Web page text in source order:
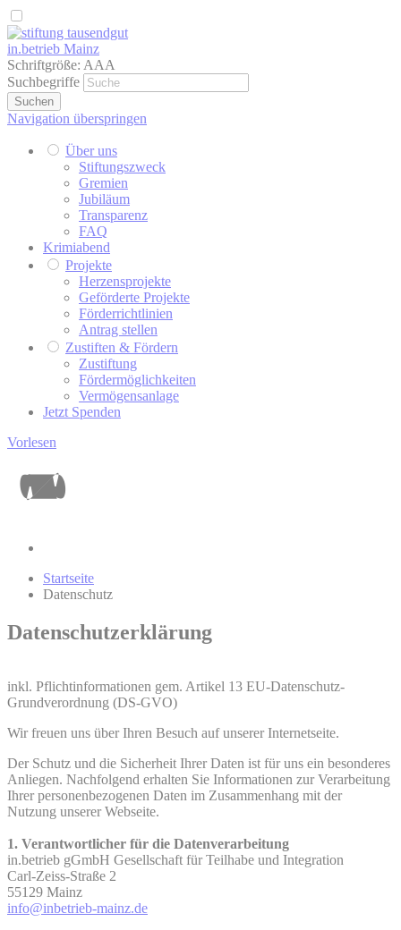
in.betrieb Mainz
Schriftgröße: AAA
Suchbegriffe
Suchen
Navigation überspringen
Über uns
Stiftungszweck
Gremien
Jubiläum
Transparenz
FAQ
Krimiabend
Projekte
Herzensprojekte
Geförderte Projekte
Förderrichtlinien
Antrag stellen
Zustiften & Fördern
Zustiftung
Fördermöglichkeiten
Vermögensanlage
Jetzt Spenden
Vorlesen
Startseite
Datenschutz
Datenschutzerklärung
inkl. Pflichtinformationen gem. Artikel 13 EU-Datenschutz-
Grundverordnung (DS-GVO)
Wir freuen uns über Ihren Besuch auf unserer Internetseite.
Der Schutz und die Sicherheit Ihrer Daten ist für uns ein besonderes
Anliegen. Nachfolgend erhalten Sie Informationen zur Verarbeitung
Ihrer personenbezogenen Daten im Zusammenhang mit der
Nutzung unserer Webseite.
1. Verantwortlicher für die Datenverarbeitung
in.betrieb gGmbH Gesellschaft für Teilhabe und Integration
Carl-Zeiss-Straße 2
55129 Mainz
info@inbetrieb-mainz.de